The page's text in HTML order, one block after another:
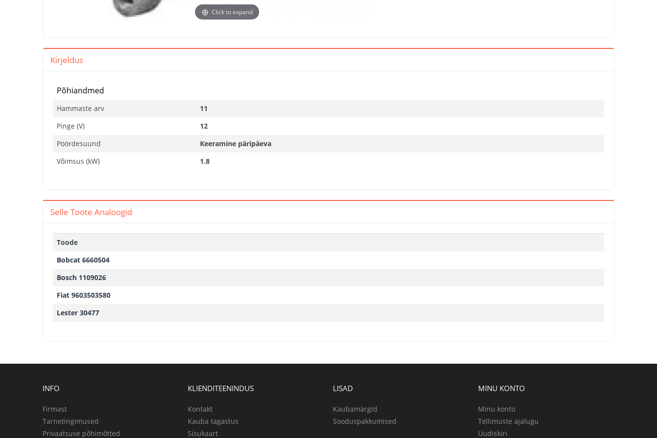
Click to expand
Kirjeldus
Põhiandmed
Hammaste arv
11
Pinge (V)
12
Pöördesuund
Keeramine päripäeva
Võimsus (kW)
1.8
Selle Toote Analoogid
Toode
Bobcat 6660504
Bosch 1109026
Fiat 9603503580
Lester 30477
INFO
Firmast
Tarnetingimused
Privaatsuse põhimõtted
KLIENDITEENINDUS
Kontakt
Kauba tagastus
Sisukaart
LISAD
Kaubamärgid
Sooduspakkumised
MINU KONTO
Minu konto
Tellimuste ajalugu
Uudiskiri